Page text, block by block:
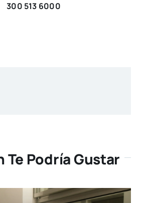
300 513 6000
Te Podría Gustar